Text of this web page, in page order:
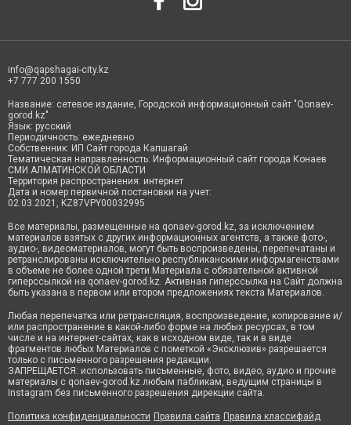
info@qapshagai-city.kz
+7 777 200 1550
Название: сетевое издание, Городской информационный сайт "Qonaev-
gorod.kz"
Язык: русский
Периодичность: ежедневно
Собственник: ИП Сайт города Капшагай
Тематическая направленность: Информационный сайт города Конаев
СМИ АЛМАТИНСКОЙ ОБЛАСТИ
Территория распространения: интернет
Дата и номер первичной постановки на учет:
02.03.2021, KZ87VPY00032995
Все материалы, размещенные на qonaev-gorod.kz, за исключением
материалов взятых с других информационных агентств, а также фото-,
аудио-, видеоматериалов, могут быть воспроизведены, перепечатаны и
ретранслированы исключительно республиканскими информагенствами
в объеме не более одной трети Материала с обязательной активной
гиперссылкой на qonaev-gorod.kz. Активная гиперссылка на Сайт должна
быть указана в первом или втором предложениях текста Материалов.
Любая перепечатка или ретрансляция, воспроизведение, копирование и/
или распространение в какой-либо форме на любых ресурсах, в том
числе и на интернет-сайтах, как в исходном виде, так и в виде
фрагментов любых Материалов с пометкой «Эксклюзив» разрешается
только с письменного разрешения редакции.
ЗАПРЕЩАЕТСЯ: использовать письменные, фото, видео, аудио и прочие
материалы с qonaev-gorod.kz любым пабликам, ведущим страницы в
Instagram без письменного разрешения дирекции сайта.
Политика конфиденциальности Правила сайта Правила классифайд